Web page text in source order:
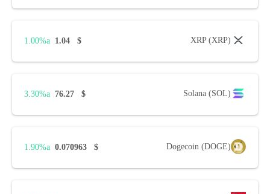
XRP (XRP)
$
1.04
1.00%
Solana (SOL)
$
76.27
3.30%
Dogecoin (DOGE)
$
0.070963
1.90%